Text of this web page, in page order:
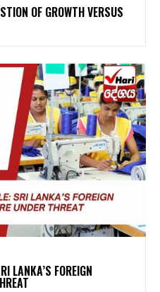
OF GROWTH VERSUS
LANKA’S FOREIGN